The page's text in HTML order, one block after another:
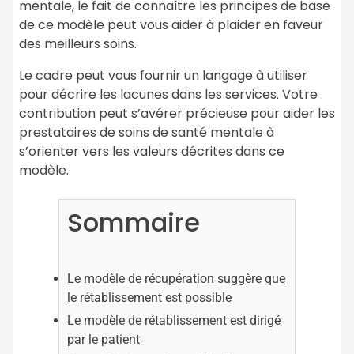
mentale, le fait de connaître les principes de base
de ce modèle peut vous aider à plaider en faveur
des meilleurs soins.
Le cadre peut vous fournir un langage à utiliser
pour décrire les lacunes dans les services. Votre
contribution peut s’avérer précieuse pour aider les
prestataires de soins de santé mentale à
s’orienter vers les valeurs décrites dans ce
modèle.
Sommaire
Le modèle de récupération suggère que
le rétablissement est possible
Le modèle de rétablissement est dirigé
par le patient